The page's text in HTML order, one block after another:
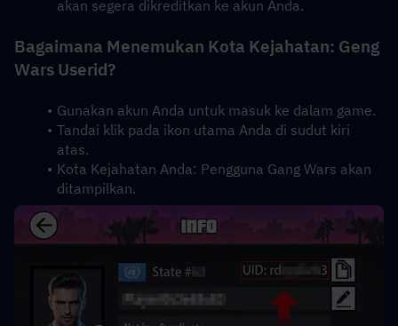
akan segera dikreditkan ke akun Anda.
Bagaimana Menemukan Kota Kejahatan: Geng
Wars Userid?
Gunakan akun Anda untuk masuk ke dalam game.
Tandai klik pada ikon utama Anda di sudut kiri
atas.
Kota Kejahatan Anda: Pengguna Gang Wars akan
ditampilkan.